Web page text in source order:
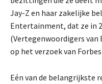
Jay-Z en haar zakelijke
Entertainment, dat ze in
(Vertegenwoordigers van
op het verzoek van
Eén van de belangrijkste